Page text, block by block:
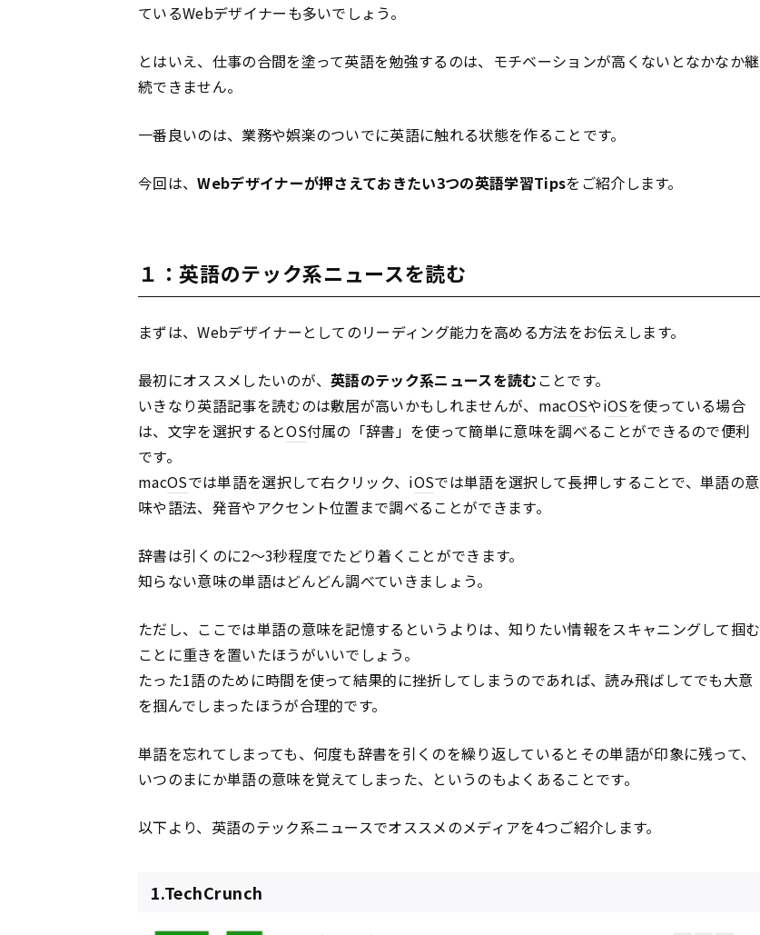
ているWebデザイナーも多いでしょう。
とはいえ、仕事の合間を塗って英語を勉強するのは、モチベーションが高くないとなかなか継
続できません。
一番良いのは、業務や娯楽のついでに英語に触れる状態を作ることです。
今回は、Webデザイナーが押さえておきたい3つの英語学習Tipsをご紹介します。
１：英語のテック系ニュースを読む
まずは、Webデザイナーとしてのリーディング能力を高める方法をお伝えします。
最初にオススメしたいのが、英語のテック系ニュースを読むことです。
いきなり英語記事を読むのは敷居が高いかもしれませんが、macOSやiOSを使っている場合
は、文字を選択するとOS付属の「辞書」を使って簡単に意味を調べることができるので便利
です。
macOSでは単語を選択して右クリック、iOSでは単語を選択して長押しすることで、単語の意
味や語法、発音やアクセント位置まで調べることができます。
辞書は引くのに2〜3秒程度でたどり着くことができます。
知らない意味の単語はどんどん調べていきましょう。
ただし、ここでは単語の意味を記憶するというよりは、知りたい情報をスキャニングして掴む
ことに重きを置いたほうがいいでしょう。
たった1語のために時間を使って結果的に挫折してしまうのであれば、読み飛ばしてでも大意
を掴んでしまったほうが合理的です。
単語を忘れてしまっても、何度も辞書を引くのを繰り返しているとその単語が印象に残って、
いつのまにか単語の意味を覚えてしまった、というのもよくあることです。
以下より、英語のテック系ニュースでオススメのメディアを4つご紹介します。
1.TechCrunch